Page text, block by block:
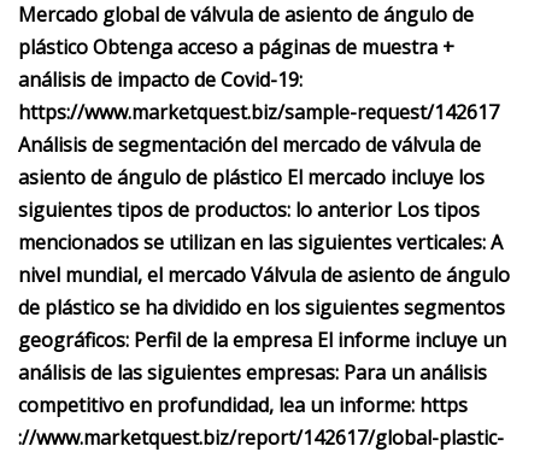
Mercado global de válvula de asiento de ángulo de
plástico Obtenga acceso a páginas de muestra +
análisis de impacto de Covid-19:
https://www.marketquest.biz/sample-request/142617
Análisis de segmentación del mercado de válvula de
asiento de ángulo de plástico El mercado incluye los
siguientes tipos de productos: lo anterior Los tipos
mencionados se utilizan en las siguientes verticales: A
nivel mundial, el mercado Válvula de asiento de ángulo
de plástico se ha dividido en los siguientes segmentos
geográficos: Perfil de la empresa El informe incluye un
análisis de las siguientes empresas: Para un análisis
competitivo en profundidad, lea un informe: https
://www.marketquest.biz/report/142617/global-plastic-